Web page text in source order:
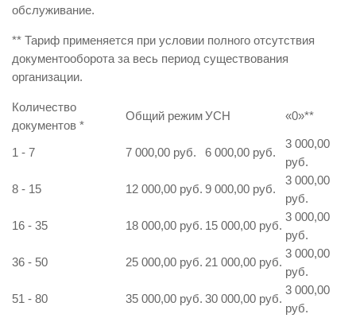
обслуживание.
** Тариф применяется при условии полного отсутствия
документооборота за весь период существования
организации.
Количество
документов *
Общий режимУСН «0»**
1 - 7 7 000,00 руб. 6 000,00 руб.
3 000,00
руб.
8 - 15
12 000,00 руб. 9 000,00 руб.
3 000,00
руб.
16 - 35
18 000,00 руб. 15 000,00 руб.
3 000,00
руб.
36 - 50
25 000,00 руб. 21 000,00 руб.
3 000,00
руб.
51 - 80
35 000,00 руб. 30 000,00 руб.
3 000,00
руб.